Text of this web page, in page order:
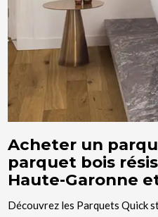
Acheter un
parquet bois
Haute-Garonne
Découvrez les Parquets Quick